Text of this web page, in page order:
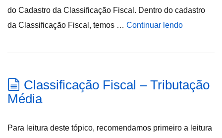
do Cadastro da Classificação Fiscal. Dentro do cadastro
da Classificação Fiscal, temos … Continuar lendo
Classificação Fiscal – Tributação
Média
Para leitura deste tópico, recomendamos primeiro a leitura